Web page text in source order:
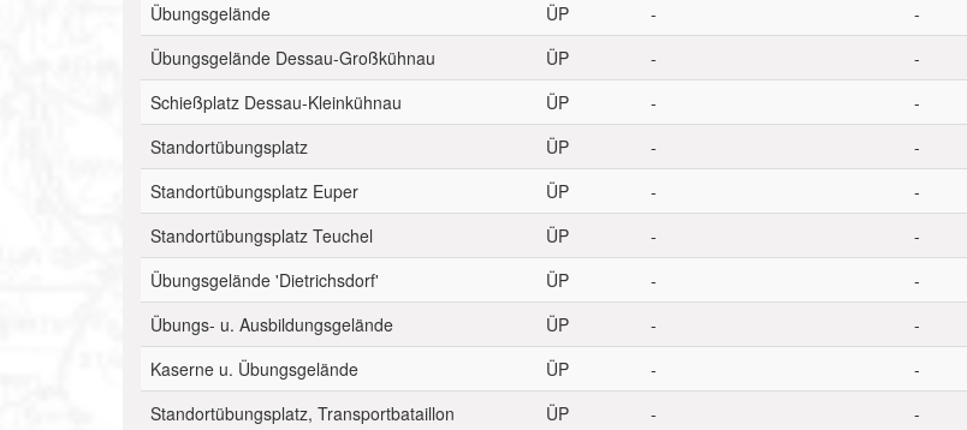
Übungsgelände
ÜP - -
Übungsgelände Dessau-Großkühnau
ÜP - -
Schießplatz Dessau-Kleinkühnau
ÜP - -
Standortübungsplatz
ÜP - -
Standortübungsplatz Euper
ÜP - -
Standortübungsplatz Teuchel
ÜP - -
Übungsgelände 'Dietrichsdorf'
ÜP - -
Übungs- u. Ausbildungsgelände
ÜP - -
Kaserne u. Übungsgelände
ÜP - -
Standortübungsplatz, Transportbataillon
ÜP - -